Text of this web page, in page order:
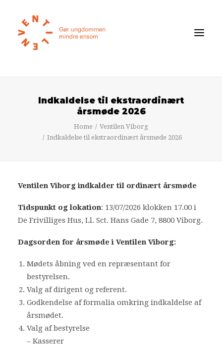
Om ensomhed
Bliv medlem
Book oplæg
Shop
Bliv frivillig
Search
Cart
Indkaldelse til ekstraordinært
årsmøde 2026
Home
Ventilen Viborg
Indkaldelse til ekstraordinært årsmøde 2026
Ventilen Viborg indkalder til ordinært årsmøde
Tidspunkt og lokation: 13/07/2026 klokken 17.00 i
De Frivilliges Hus, Ll. Sct. Hans Gade 7, 8800 Viborg.
Dagsorden for årsmøde i Ventilen Viborg:
Mødets åbning ved en repræsentant for
bestyrelsen.
Valg af dirigent og referent.
Godkendelse af formalia omkring indkaldelse af
årsmødet.
Valg af bestyrelse
– Kasserer